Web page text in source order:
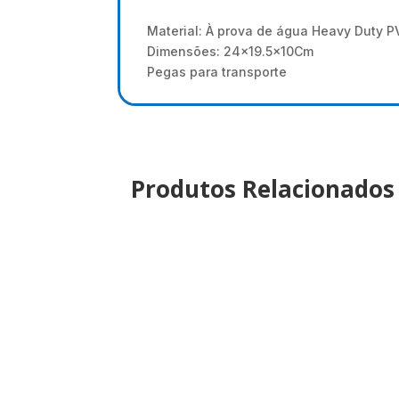
Material: À prova de água Heavy Duty
Dimensões: 24x19.5x10Cm
Pegas para transporte
Produtos Relacionados